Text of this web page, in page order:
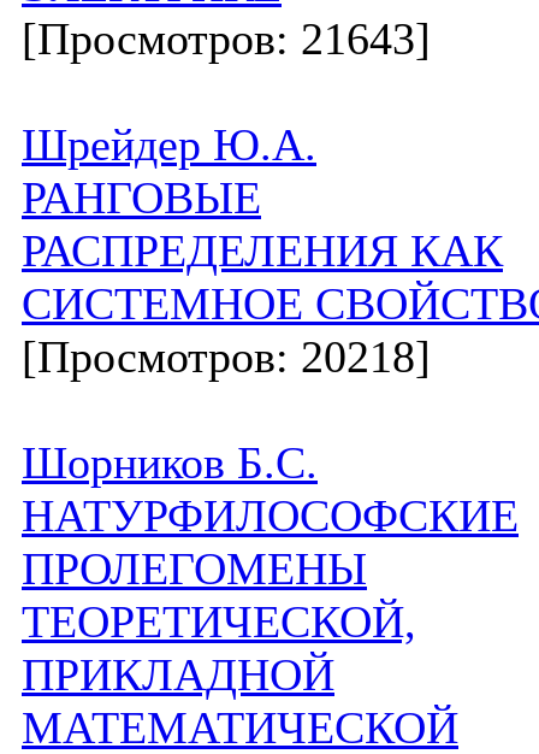
[Просмотров: 21643]
Шрейдер Ю.А.
РАНГОВЫЕ
РАСПРЕДЕЛЕНИЯ КАК
СИСТЕМНОЕ
[Просмотров: 20218]
Шорников Б.С.
НАТУРФИЛОСОФСКИЕ
ПРОЛЕГОМЕНЫ
ТЕОРЕТИЧЕСКОЙ,
ПРИКЛАДНОЙ
МАТЕМАТИЧЕСКОЙ